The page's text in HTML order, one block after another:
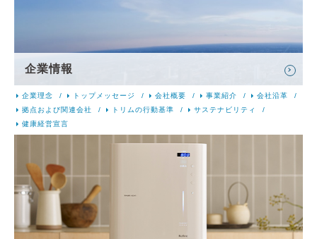
企業情報
企業理念 トップメッセージ 会社概要 事業紹介
会社沿革
拠点および関連会社
トリムの行動基準
サステナビリティ
健康経営宣言